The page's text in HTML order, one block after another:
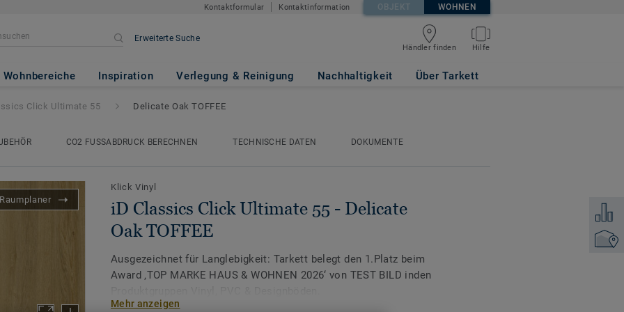
Kontaktformular Kontaktinformation OBJEKT WOHNEN
Erweiterte Suche
Händler finden Hilfe
Wohnbereiche Inspiration Verlegung & Reinigung Nachhaltigkeit Über Tarkett
55 - Delicate Oak TOFFEE
Zum
Click Ultimate 55 Delicate Oak TOFFEE
CO2 FUSSABDRUCK BERECHNEN TECHNISCHE DATEN
DOKUMENTE
Raumplaner
Klick Vinyl
iD Classics Click Ultimate 55 - Delicate
Oak TOFFEE
Ausgezeichnet für Langlebigkeit: Tarkett belegt den 1.Platz beim
Award ‚TOP MARKE HAUS & WOHNEN 2026‘ von TEST BILD inden
Mehr anzeigen